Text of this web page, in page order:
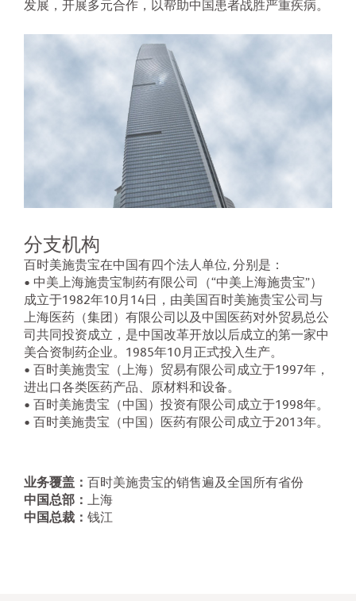
发展，开展多元合作，以帮助中国患者战胜严重疾病。
分支机构
百时美施贵宝在中国有四个法人单位, 分别是：
• 中美上海施贵宝制药有限公司（“中美上海施贵宝”）
成立于1982年10月14日，由美国百时美施贵宝公司与
上海医药（集团）有限公司以及中国医药对外贸易总公
司共同投资成立，是中国改革开放以后成立的第一家中
美合资制药企业。1985年10月正式投入生产。
• 百时美施贵宝（上海）贸易有限公司成立于1997年，
进出口各类医药产品、原材料和设备。
• 百时美施贵宝（中国）投资有限公司成立于1998年。
• 百时美施贵宝（中国）医药有限公司成立于2013年。
业务覆盖： 百时美施贵宝的销售遍及全国所有省份
中国总部： 上海
中国总裁： 钱江